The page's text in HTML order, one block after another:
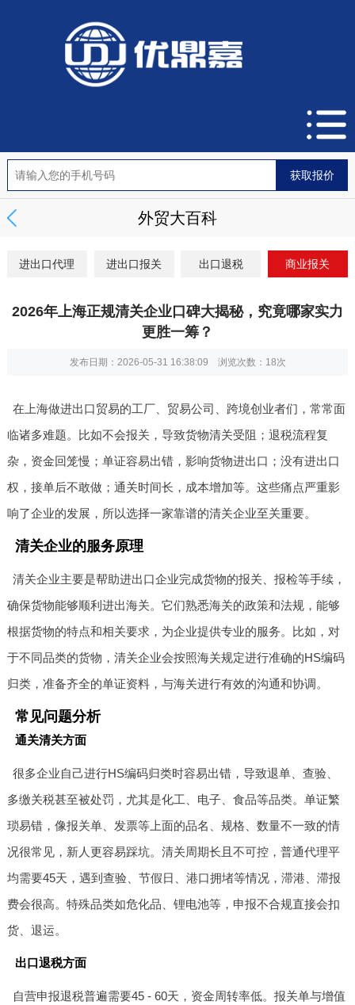
外贸大百科
进出口代理 进出口报关 出口退税 商业报关
2026年上海正规清关企业口碑大揭秘，究竟哪家实力
更胜一筹？
发布日期：2026-05-31 16:38:09 浏览次数： 18次
在上海做进出口贸易的工厂、贸易公司、跨境创业者们，常常面
临诸多难题。比如不会报关，导致货物清关受阻；退税流程复
杂，资金回笼慢；单证容易出错，影响货物进出口；没有进出口
权，接单后不敢做；通关时间长，成本增加等。这些痛点严重影
响了企业的发展，所以选择一家靠谱的清关企业至关重要。
清关企业的服务原理
清关企业主要是帮助进出口企业完成货物的报关、报检等手续，
确保货物能够顺利进出海关。它们熟悉海关的政策和法规，能够
根据货物的特点和相关要求，为企业提供专业的服务。比如，对
于不同品类的货物，清关企业会按照海关规定进行准确的HS编码
归类，准备齐全的单证资料，与海关进行有效的沟通和协调。
常见问题分析
通关清关方面
很多企业自己进行HS编码归类时容易出错，导致退单、查验、
多缴关税甚至被处罚，尤其是化工、电子、食品等品类。单证繁
琐易错，像报关单、发票等上面的品名、规格、数量不一致的情
况很常见，新人更容易踩坑。清关周期长且不可控，普通代理平
均需要45天，遇到查验、节假日、港口拥堵等情况，滞港、滞报
费会很高。特殊品类如危化品、锂电池等，申报不合规直接会扣
货、退运。
出口退税方面
自营申报退税普遍需要45 - 60天，资金周转率低。报关单与增值